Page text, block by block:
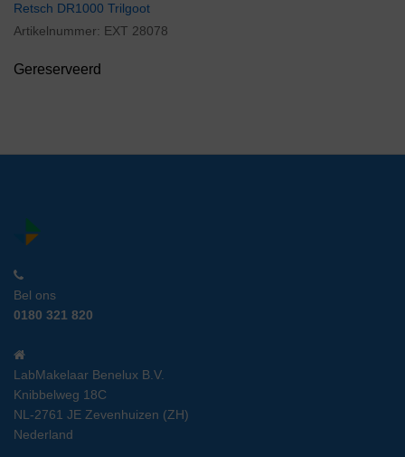
Retsch DR1000 Trilgoot
Artikelnummer: EXT 28078
Gereserveerd
Bel ons
0180 321 820
LabMakelaar Benelux B.V.
Knibbelweg 18C
NL-2761 JE Zevenhuizen (ZH)
Nederland